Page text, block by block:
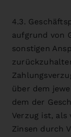
4.3.
aufgrund von
sonstigen
über dem
dem der
Verzug ist,
Zinsen durch